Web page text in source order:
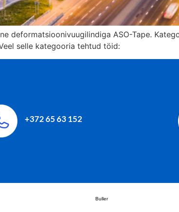
deformatsioonivuugilindiga ASO-Tape.
selle kategooria tehtud töid:
+372 65 63 152
Buller